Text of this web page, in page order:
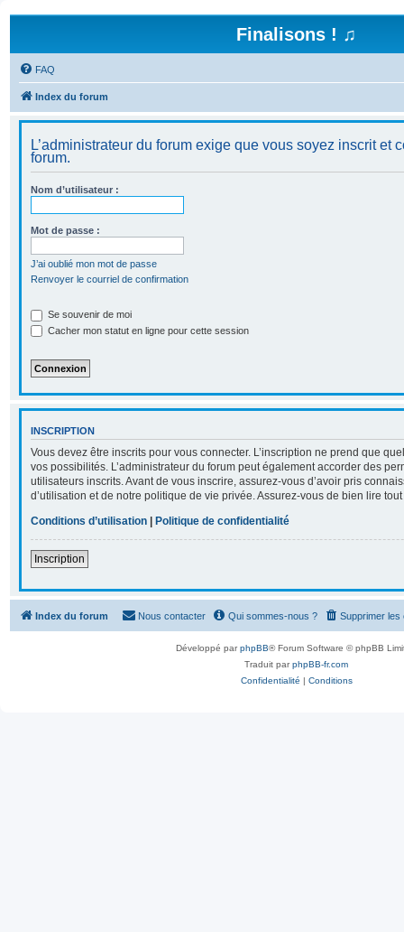
Finalisons ! ♫
FAQ
Index du forum
L’administrateur du forum exige que vous soyez inscrit et
forum.
Nom d’utilisateur :
Mot de passe :
J’ai oublié mon mot de passe
Renvoyer le courriel de confirmation
Se souvenir de moi
Cacher mon statut en ligne pour cette session
INSCRIPTION
Vous devez être inscrits pour vous connecter. L’inscription ne prend que
vos possibilités. L’administrateur du forum peut également accorder des
utilisateurs inscrits. Avant de vous inscrire, assurez-vous d’avoir pris
d’utilisation et de notre politique de vie privée. Assurez-vous de bien lire
Conditions d’utilisation | Politique de confidentialité
Inscription
Index du forum Supprimer les
Qui sommes-nous ?
Nous contacter
Développé parphpBB® Forum Software © phpBB
Traduit parphpBB-fr.com
Confidentialité | Conditions